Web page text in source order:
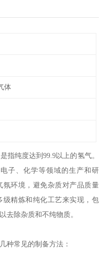
体
指纯度达到99.9以上的氢气。
子、化学等领域的生产和研
氛环境，避免杂质对产品质量
级精炼和纯化工艺来实现，包
去除杂质和不纯物质。
种常见的制备方法：